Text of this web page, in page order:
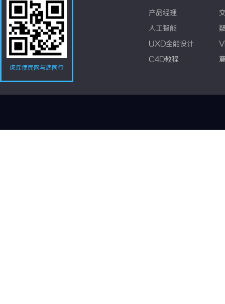
虎丘便民网与您同行
产品经理
人工智能
UXD全能设计
C4D教程